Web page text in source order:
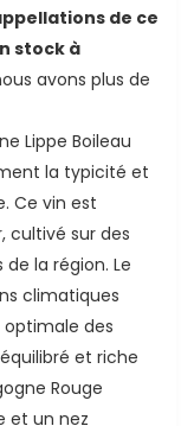
de ce
stock à
avons plus de
Lippe Boileau
la typicité et
Ce vin est
cultivé sur des
la région. Le
climatiques
des
et riche
Rouge
et un nez